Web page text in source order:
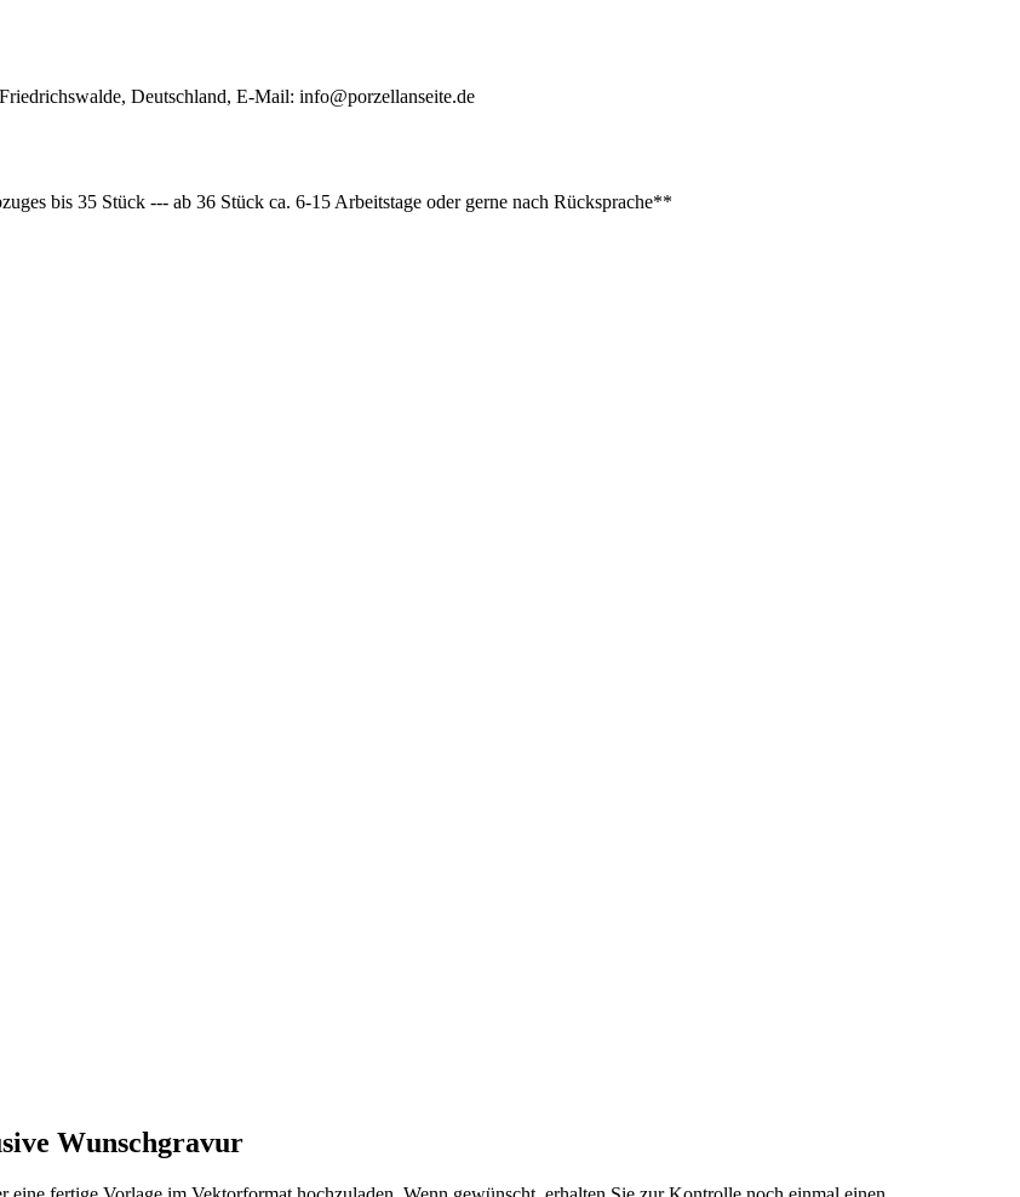
Deutschland, E-Mail: info@porzellanseite.de
bis 35 Stück --- ab 36 Stück ca. 6-15 Arbeitstage oder gerne nach Rücksprache**
Wunschgravur